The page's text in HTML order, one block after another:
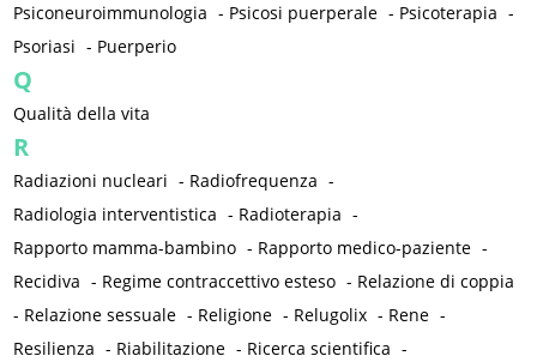
Psiconeuroimmunologia - Psicosi puerperale - Psicoterapia -
Psoriasi - Puerperio
Q
Qualità della vita
R
Radiazioni nucleari - Radiofrequenza -
Radiologia interventistica - Radioterapia -
Rapporto mamma-bambino - Rapporto medico-paziente -
Recidiva - Regime contraccettivo esteso - Relazione di coppia
- Relazione sessuale - Religione - Relugolix - Rene -
Resilienza - Riabilitazione - Ricerca scientifica -